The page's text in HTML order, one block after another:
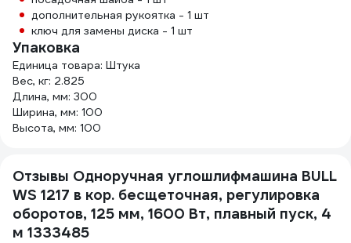
дополнительная рукоятка - 1 шт
ключ для замены диска - 1 шт
Упаковка
Единица товара: Штука
Вес, кг: 2.825
Длина, мм: 300
Ширина, мм: 100
Высота, мм: 100
Отзывы Одноручная углошлифмашина BULL
WS 1217 в кор. бесщеточная, регулировка
оборотов, 125 мм, 1600 Вт, плавный пуск, 4
м 1333485